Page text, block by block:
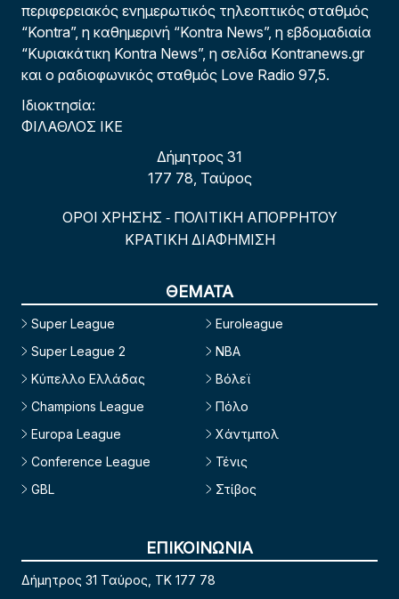
περιφερειακός ενημερωτικός τηλεοπτικός σταθμός
“Kontra”, η καθημερινή “Kontra News”, η εβδομαδιαία
“Κυριακάτικη Kontra News”, η σελίδα Kontranews.gr
και ο ραδιοφωνικός σταθμός Love Radio 97,5.
Ιδιοκτησία:
ΦΙΛΑΘΛΟΣ ΙΚΕ
Δήμητρος 31
177 78, Ταύρος
ΟΡΟΙ ΧΡΗΣΗΣ - ΠΟΛΙΤΙΚΗ ΑΠΟΡΡΗΤΟΥ
ΚΡΑΤΙΚΗ ΔΙΑΦΗΜΙΣΗ
ΘΕΜΑΤΑ
Super League
Super League 2
Κύπελλο Ελλάδας
Champions League
Europa League
Conference League
GBL
Euroleague
NBA
Βόλεϊ
Πόλο
Χάντμπολ
Τένις
Στίβος
ΕΠΙΚΟΙΝΩΝΙΑ
Δήμητρος 31 Ταύρος, TK 177 78